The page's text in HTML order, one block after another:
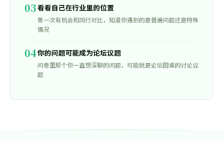
03看看自己在行业里的位置
第一次有机会和同行对比，知道你遇到的是普遍问题还是特殊
情况
04你的问题可能成为论坛议题
问卷里那个你一直想深聊的问题，可能就是论坛圆桌的讨论议
题